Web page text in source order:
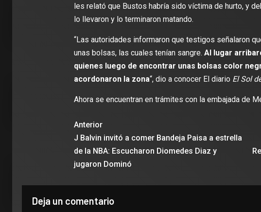
les relató que Bustos habría sido víctima de hurto, y
lo llevaron y lo terminaron matando.
“Las autoridades informaron que testigos señalaron
unas bolsas, las cuales tenían sangre. Al lugar
quienes luego de encontrar unas bolsas color
acordonaron la zona“, dio a conocer El diario El Sol
Ahora se encuentran en trámites con la embajada de
Anterior
J Balvin invitó a comer Bandeja Paisa a estrella
de la NBA: Escucharon Diomedes Diaz y
jugaron Dominó
Deja un comentario
DEPORTES
James Rodríguez se
León: ‘Vengo a
con la ilusión de